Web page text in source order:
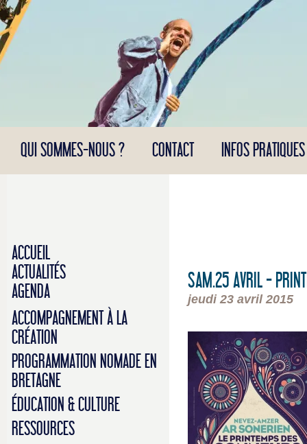
Panneau de gestion des cookies
QUI SOMMES-NOUS ? CONTACT INFOS PRATIQUES
ACCUEIL
ACTUALITÉS
AGENDA
ACCOMPAGNEMENT À LA
CRÉATION
PROGRAMMATION NOMADE EN
BRETAGNE
ÉDUCATION & CULTURE
RESSOURCES
SAM.25 AVRIL -
jeudi 23 avril 2015